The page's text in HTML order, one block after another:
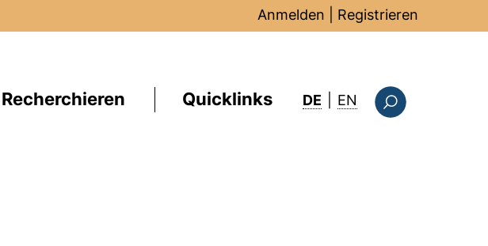
Anmelden Registrieren
Recherchieren Quicklinks DE EN : this page in